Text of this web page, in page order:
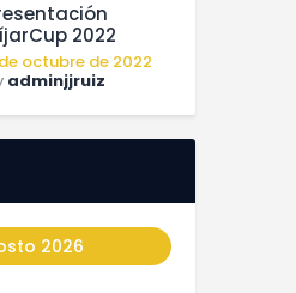
2022
octubre de 2022
adminjjruiz
2026